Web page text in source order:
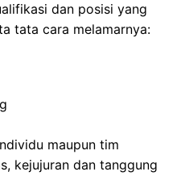
dan posisi yang
tata cara melamarnya:
maupun tim
kejujuran dan tanggung